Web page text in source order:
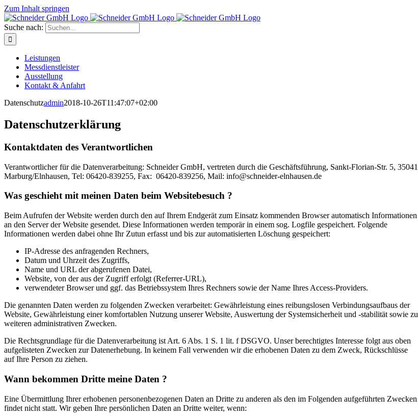
Zum Inhalt springen
Suche nach:
Leistungen
Messdienstleister
Ausstellung
Kontakt & Anfahrt
Datenschutzadmin2018-10-26T11:47:07+02:00
Datenschutzerklärung
Kontaktdaten des Verantwortlichen
Verantwortlicher für die Datenverarbeitung: Schneider GmbH, vertreten durch die Geschäftsführung, Sankt-Florian-Str. 5, 35041
Marburg/Elnhausen, Tel: 06420-839255, Fax: 06420-839256, Mail: info@schneider-elnhausen.de
Was geschieht mit meinen Daten beim Websitebesuch ?
Beim Aufrufen der Website werden durch den auf Ihrem Endgerät zum Einsatz kommenden Browser automatisch Informationen
an den Server der Website gesendet. Diese Informationen werden temporär in einem sog. Logfile gespeichert. Folgende
Informationen werden dabei ohne Ihr Zutun erfasst und bis zur automatisierten Löschung gespeichert:
IP-Adresse des anfragenden Rechners,
Datum und Uhrzeit des Zugriffs,
Name und URL der abgerufenen Datei,
Website, von der aus der Zugriff erfolgt (Referrer-URL),
verwendeter Browser und ggf. das Betriebssystem Ihres Rechners sowie der Name Ihres Access-Providers.
Die genannten Daten werden zu folgenden Zwecken verarbeitet: Gewährleistung eines reibungslosen Verbindungsaufbaus der
Website, Gewährleistung einer komfortablen Nutzung unserer Website, Auswertung der Systemsicherheit und -stabilität sowie zu
weiteren administrativen Zwecken.
Die Rechtsgrundlage für die Datenverarbeitung ist Art. 6 Abs. 1 S. 1 lit. f DSGVO. Unser berechtigtes Interesse folgt aus oben
aufgelisteten Zwecken zur Datenerhebung. In keinem Fall verwenden wir die erhobenen Daten zu dem Zweck, Rückschlüsse
auf Ihre Person zu ziehen.
Wann bekommen Dritte meine Daten ?
Eine Übermittlung Ihrer erhobenen personenbezogenen Daten an Dritte zu anderen als den im Folgenden aufgeführten Zwecken
findet nicht statt. Wir geben Ihre persönlichen Daten an Dritte weiter, wenn: